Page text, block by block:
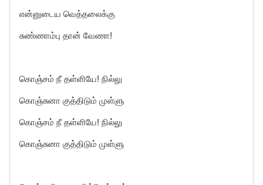
என்னுடைய வெத்தலைக்கு
சுண்ணாம்பு தான் வேணா!
கொஞ்சம் நீ தள்ளியே! நில்லு
கொஞ்சுனா குத்திடும் முள்ளு
கொஞ்சம் நீ தள்ளியே! நில்லு
கொஞ்சுனா குத்திடும் முள்ளு